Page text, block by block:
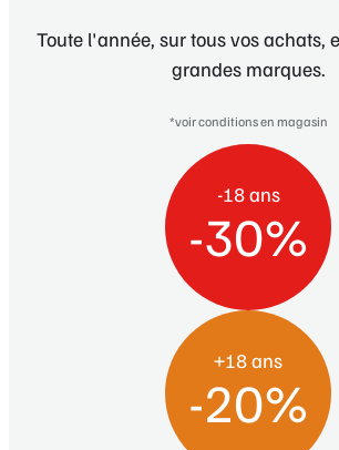
Toute l'année, sur tous vos achats,
grandes marques.
*voir conditions en magasin
-18 ans
-30%
+18 ans
-20%